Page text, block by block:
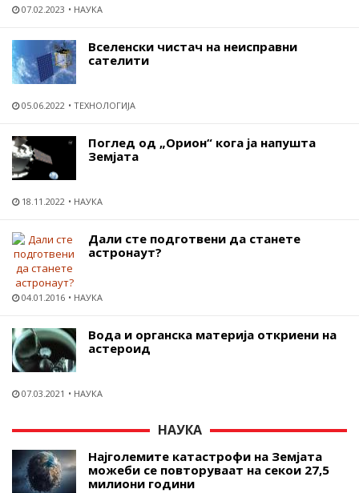
07.02.2023 НАУКА
Вселенски чистач на неисправни
сателити
05.06.2022 ТЕХНОЛОГИЈА
Поглед од „Орион“ кога ја напушта
Земјата
18.11.2022 НАУКА
Дали сте подготвени да станете
астронаут?
04.01.2016 НАУКА
Вода и органска материја откриени на
астероид
07.03.2021 НАУКА
НАУКА
Најголемите катастрофи на Земјата
можеби се повторуваат на секои 27,5
милиони години